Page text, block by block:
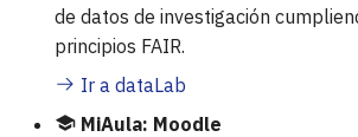
de datos de investigación
principios FAIR.
Ir a dataLab
MiAula: Moodle